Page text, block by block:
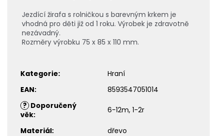
Jezdící žirafa s rolničkou s barevným krkem je
vhodná pro děti již od 1 roku. Výrobek je zdravotně
nezávadný.
Rozměry výrobku 75 x 85 x 110 mm.
Kategorie:
Hraní
EAN:
8593547051014
? Doporučený
věk: 6-12m, 1-2r
Materiál:
dřevo